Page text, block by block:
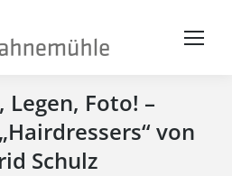
Legen, Foto! –
von
Schulz